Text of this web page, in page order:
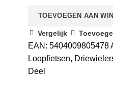
TOEVOEGEN AAN
Vergelijk
EAN: 5404009805478
Loopfietsen,
Deel